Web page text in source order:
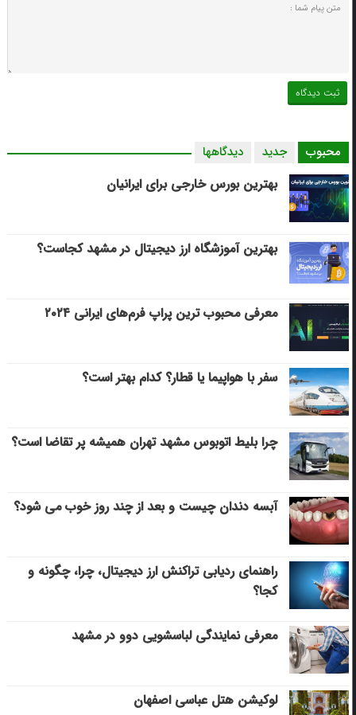
محبوب جدید دیدگاهها
بهترین بورس خارجی برای ایرانیان
بهترین آموزشگاه ارز دیجیتال در مشهد کجاست؟
معرفی محبوب ترین پراپ فرم‌های ایرانی ۲۰۲۴
سفر با هواپیما یا قطار؟ کدام بهتر است؟
چرا بلیط اتوبوس مشهد تهران همیشه پر تقاضا است؟
آبسه دندان چیست و بعد از چند روز خوب می‌ شود؟
راهنمای ردیابی تراکنش ارز دیجیتال، چرا، چگونه و
کجا؟
معرفی نمایندگی لباسشویی دوو در مشهد
لوکیشن هتل عباسی اصفهان